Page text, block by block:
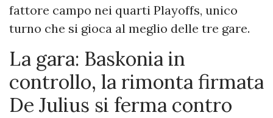
fattore campo nei quarti Playoffs, unico
turno che si gioca al meglio delle tre gare.
La gara: Baskonia in
controllo, la rimonta firmata
De Julius si ferma contro